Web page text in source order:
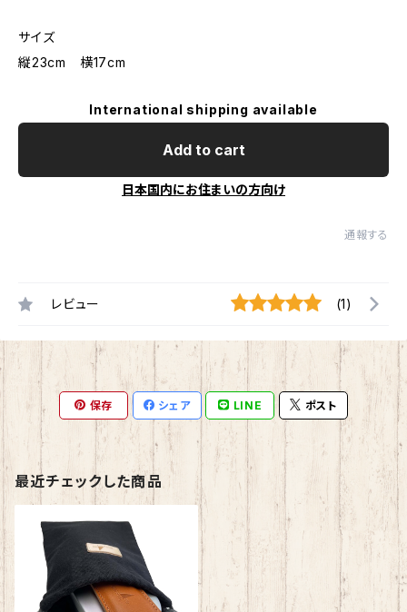
サイズ
縦23cm 横17cm
International shipping available
Add to cart
日本国内にお住まいの方向け
通報する
レビュー (1)
保存 シェア LINE ポスト
最近チェックした商品